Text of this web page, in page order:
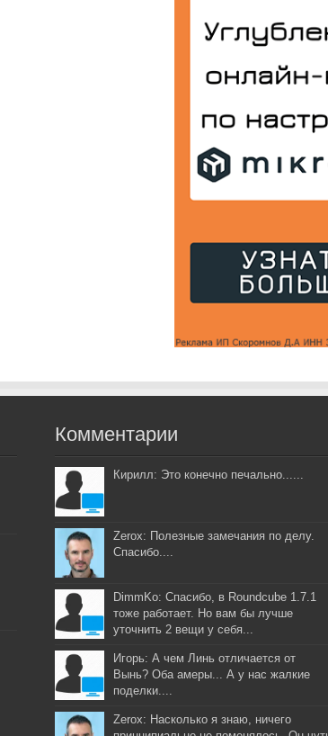
Комментарии
Кирилл: Это конечно печально......
Zerox: Полезные замечания по делу.
Спасибо....
DimmKo: Спасибо, в Roundcube 1.7.1
тоже работает. Но вам бы лучше
уточнить 2 вещи у себя...
Игорь: А чем Линь отличается от
Вынь? Оба амеры... А у нас жалкие
поделки....
Zerox: Насколько я знаю, ничего